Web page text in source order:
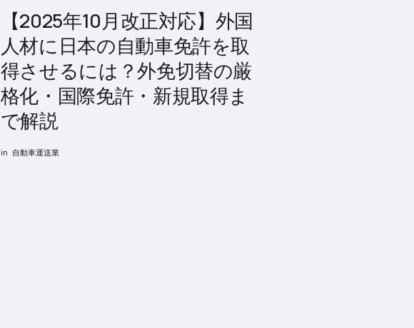
【2025年10月改正対応】外国
人材に日本の自動車免許を取
得させるには？外免切替の厳
格化・国際免許・新規取得ま
で解説
in 自動車運送業